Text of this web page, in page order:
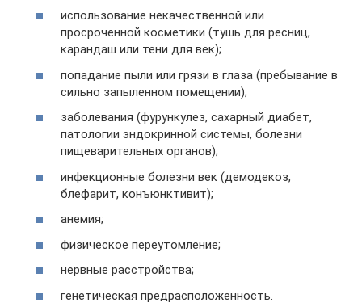
использование некачественной или
просроченной косметики (тушь для ресниц,
карандаш или тени для век);
попадание пыли или грязи в глаза (пребывание в
сильно запыленном помещении);
заболевания (фурункулез, сахарный диабет,
патологии эндокринной системы, болезни
пищеварительных органов);
инфекционные болезни век (демодекоз,
блефарит, конъюнктивит);
анемия;
физическое переутомление;
нервные расстройства;
генетическая предрасположенность.